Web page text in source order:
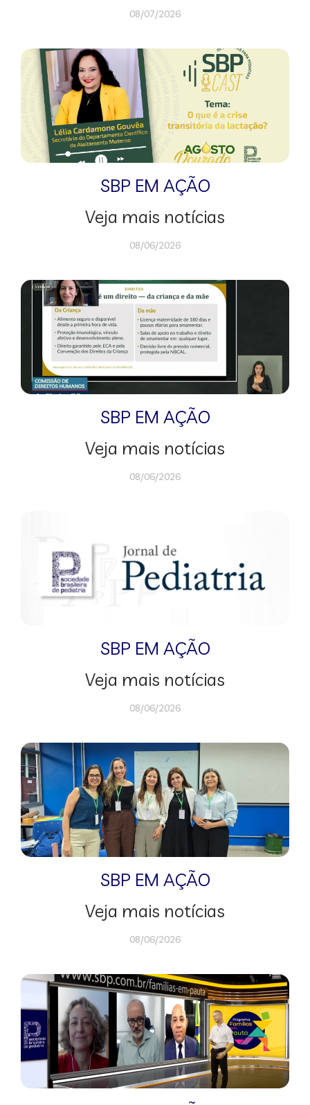
08/07/2026
SBP EM AÇÃO
Veja mais notícias
08/06/2026
SBP EM AÇÃO
Veja mais notícias
08/06/2026
SBP EM AÇÃO
Veja mais notícias
08/06/2026
SBP EM AÇÃO
Veja mais notícias
08/06/2026